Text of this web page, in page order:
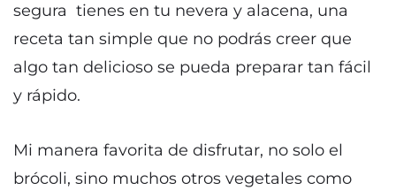
segura tienes en tu nevera y alacena, una
receta tan simple que no podrás creer que
algo tan delicioso se pueda preparar tan fácil
y rápido.
Mi manera favorita de disfrutar, no solo el
brócoli, sino muchos otros vegetales como